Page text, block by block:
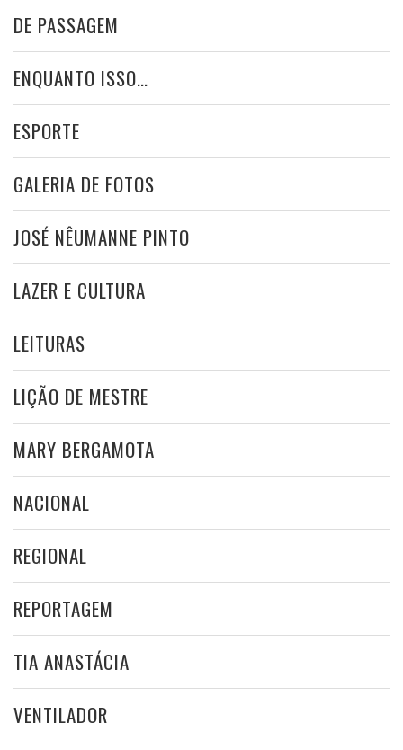
DE PASSAGEM
ENQUANTO ISSO…
ESPORTE
GALERIA DE FOTOS
JOSÉ NÊUMANNE PINTO
LAZER E CULTURA
LEITURAS
LIÇÃO DE MESTRE
MARY BERGAMOTA
NACIONAL
REGIONAL
REPORTAGEM
TIA ANASTÁCIA
VENTILADOR